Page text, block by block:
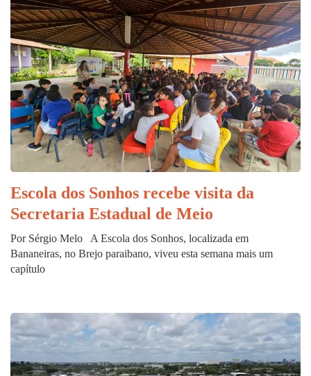
Escola dos Sonhos recebe visita da
Secretaria Estadual de Meio
Por Sérgio Melo A Escola dos Sonhos, localizada em
Bananeiras, no Brejo paraibano, viveu esta semana mais um
capítulo